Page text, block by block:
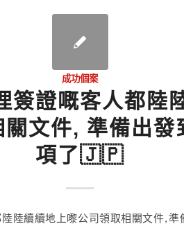
成功個案
簽證嘅客人都陸
關文件, 準備出發
項了🇯🇵
陸續續地上嚟公司領取相關文件, 準